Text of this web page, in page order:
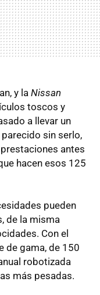
y la Nissan
toscos y
a llevar un
sin serlo,
antes
hacen esos 125
pueden
de la misma
Con el
de gama, de 150
robotizada
más pesadas.